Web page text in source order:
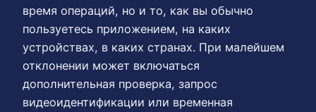
время операций, но и то, как вы обычно
пользуетесь приложением, на каких
устройствах, в каких странах. При малейшем
отклонении может включаться
дополнительная проверка, запрос
видеоидентификации или временная